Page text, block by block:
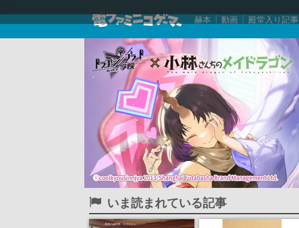
赫本 動画 殿堂入り記事
いま読まれている記事